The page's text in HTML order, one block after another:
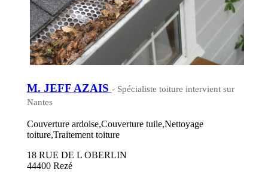
M. JEFF AZAIS - Spécialiste toiture intervient sur
Nantes
Couverture ardoise,Couverture tuile,Nettoyage
toiture,Traitement toiture
18 RUE DE L OBERLIN
44400 Rezé